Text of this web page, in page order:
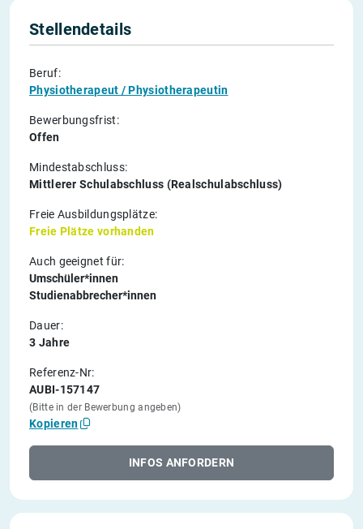
Stellendetails
Beruf:
Physiotherapeut / Physiotherapeutin
Bewerbungsfrist:
Offen
Mindestabschluss:
Mittlerer Schulabschluss (Realschulabschluss)
Freie Ausbildungsplätze:
Freie Plätze vorhanden
Auch geeignet für:
Umschüler*innen
Studienabbrecher*innen
Dauer:
3 Jahre
Referenz-Nr:
AUBI-157147
(Bitte in der Bewerbung angeben)
Kopieren
INFOS ANFORDERN